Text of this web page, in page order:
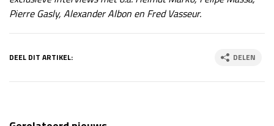
Pierre Gasly, Alexander Albon en Fred Vasseur.
DEEL DIT ARTIKEL: DELEN